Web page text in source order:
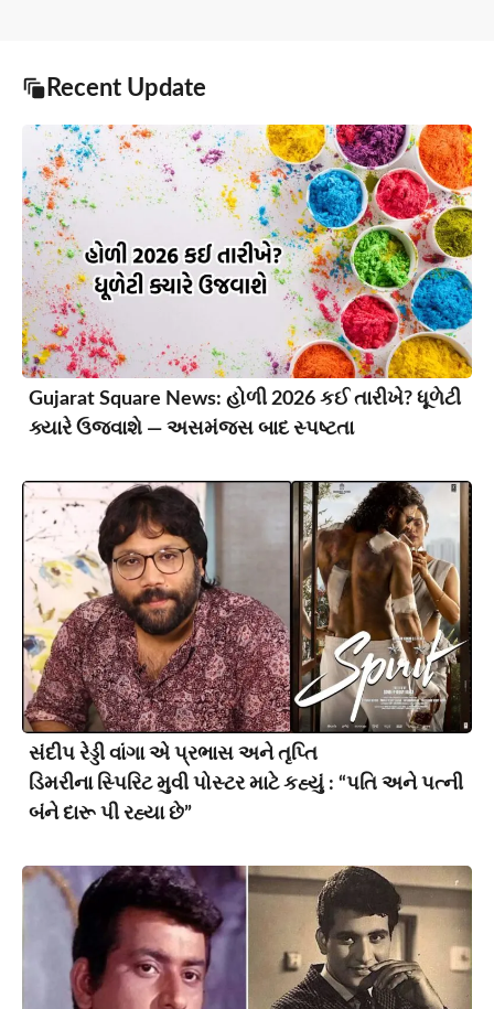
Recent Update
Gujarat Square News: હોળી 2026 કઈ તારીખે? ધૂળેટી
ક્યારે ઉજવાશે — અસમંજસ બાદ સ્પષ્ટતા
સંદીપ રેડ્ડી વાંગા એ પ્રભાસ અને તૃપ્તિ
ડિમરીના સ્પિરિટ મુવી પોસ્ટર માટે કહ્યું : “પતિ અને પત્ની
બંને દારૂ પી રહ્યા છે”